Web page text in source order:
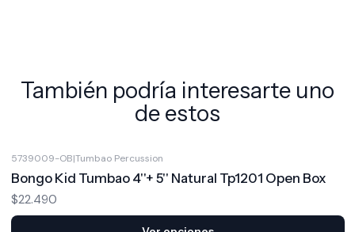
También podría interesarte uno
de estos
5739009-OB|Tumbao Percussion
Bongo Kid Tumbao 4''+ 5'' Natural Tp1201 Open Box
$22.490